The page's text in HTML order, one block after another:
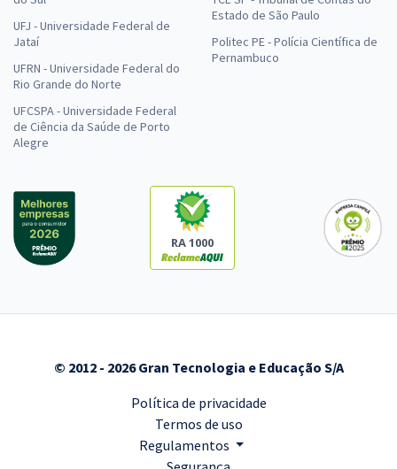
UFJ - Universidade Federal de
Jataí
UFRN - Universidade Federal do
Rio Grande do Norte
UFCSPA - Universidade Federal
de Ciência da Saúde de Porto
Alegre
Estado de São Paulo
Politec PE - Polícia Científica de
Pernambuco
RA 1000
© 2012 - 2026 Gran Tecnologia e Educação S/A
Política de privacidade
Termos de uso
Regulamentos